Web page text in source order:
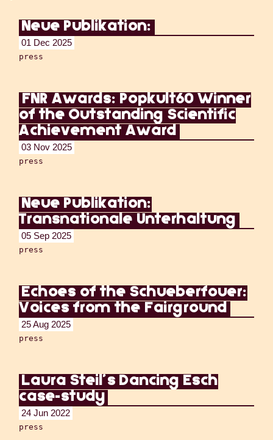
Neue Publikation:
01 Dec 2025
press
FNR Awards: Popkult60 Winner
of the Outstanding Scientific
Achievement Award
03 Nov 2025
press
Neue Publikation:
Transnationale Unterhaltung
05 Sep 2025
press
Echoes of the Schueberfouer:
Voices from the Fairground
25 Aug 2025
press
Laura Steil’s Dancing Esch
case-study
24 Jun 2022
press